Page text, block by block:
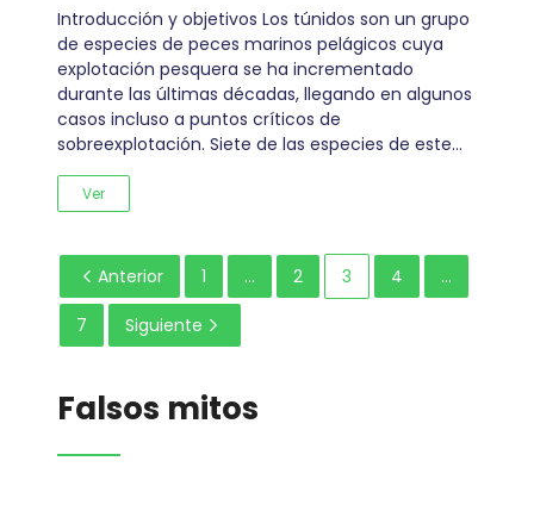
Introducción y objetivos Los túnidos son un grupo
de especies de peces marinos pelágicos cuya
explotación pesquera se ha incrementado
durante las últimas décadas, llegando en algunos
casos incluso a puntos críticos de
sobreexplotación. Siete de las especies de este…
Ver
Anterior 1 … 2 3 4 …
7 Siguiente
Falsos mitos